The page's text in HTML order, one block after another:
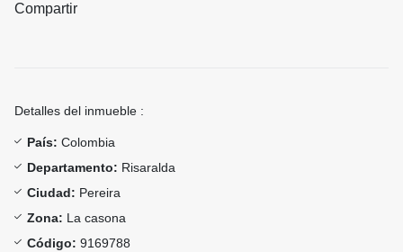
Compartir
Detalles del inmueble :
País: Colombia
Departamento: Risaralda
Ciudad: Pereira
Zona: La casona
Código: 9169788